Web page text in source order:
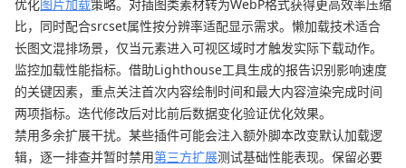
优化图片加载策略。对插图类素材转为WebP格式获得更高效率压缩
比，同时配合srcset属性按分辨率适配显示需求。懒加载技术适合
长图文混排场景，仅当元素进入可视区域时才触发实际下载动作。
监控加载性能指标。借助Lighthouse工具生成的报告识别影响速度
的关键因素，重点关注首次内容绘制时间和最大内容渲染完成时间
两项指标。迭代修改后对比前后数据变化验证优化效果。
禁用多余扩展干扰。某些插件可能会注入额外脚本改变默认加载逻
辑，逐一排查并暂时禁用第三方扩展测试基础性能表现。保留必要